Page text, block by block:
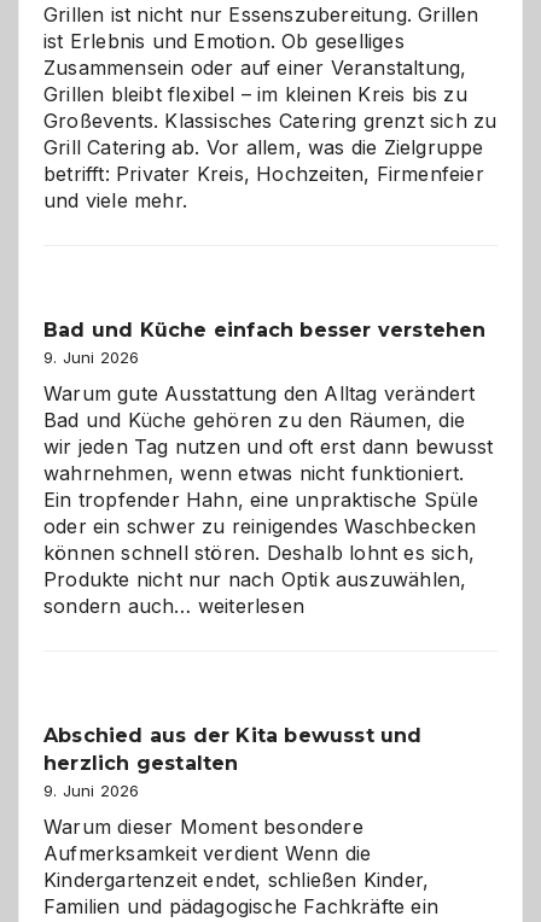
Grillen ist nicht nur Essenszubereitung. Grillen
ist Erlebnis und Emotion. Ob geselliges
Zusammensein oder auf einer Veranstaltung,
Grillen bleibt flexibel – im kleinen Kreis bis zu
Großevents. Klassisches Catering grenzt sich zu
Grill Catering ab. Vor allem, was die Zielgruppe
betrifft: Privater Kreis, Hochzeiten, Firmenfeier
und viele mehr.
Bad und Küche einfach besser verstehen
9. Juni 2026
Warum gute Ausstattung den Alltag verändert
Bad und Küche gehören zu den Räumen, die
wir jeden Tag nutzen und oft erst dann bewusst
wahrnehmen, wenn etwas nicht funktioniert.
Ein tropfender Hahn, eine unpraktische Spüle
oder ein schwer zu reinigendes Waschbecken
können schnell stören. Deshalb lohnt es sich,
Produkte nicht nur nach Optik auszuwählen,
sondern auch… Bad
verstehen
weiterlesen
Abschied aus der Kita bewusst und
herzlich gestalten
9. Juni 2026
Warum dieser Moment besondere
Aufmerksamkeit verdient Wenn die
Kindergartenzeit endet, schließen Kinder,
Familien und pädagogische Fachkräfte ein